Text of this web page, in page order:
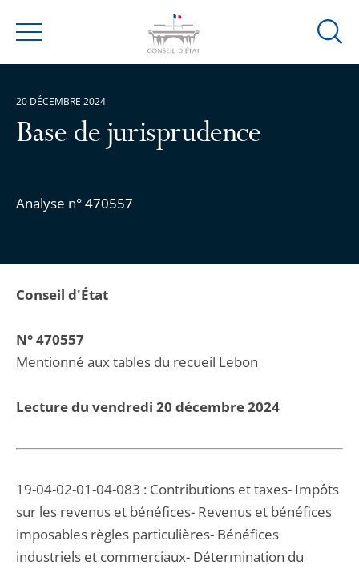
Menu
Ouvrir
Base de jurisprudence
Analyse n° 470557
20 DÉCEMBRE 2024
Conseil d'État
N° 470557
Mentionné aux tables du recueil Lebon
Lecture du vendredi 20 décembre 2024
19-04-02-01-04-083 : Contributions et taxes- Impôts
sur les revenus et bénéfices- Revenus et bénéfices
imposables règles particulières- Bénéfices
industriels et commerciaux- Détermination du